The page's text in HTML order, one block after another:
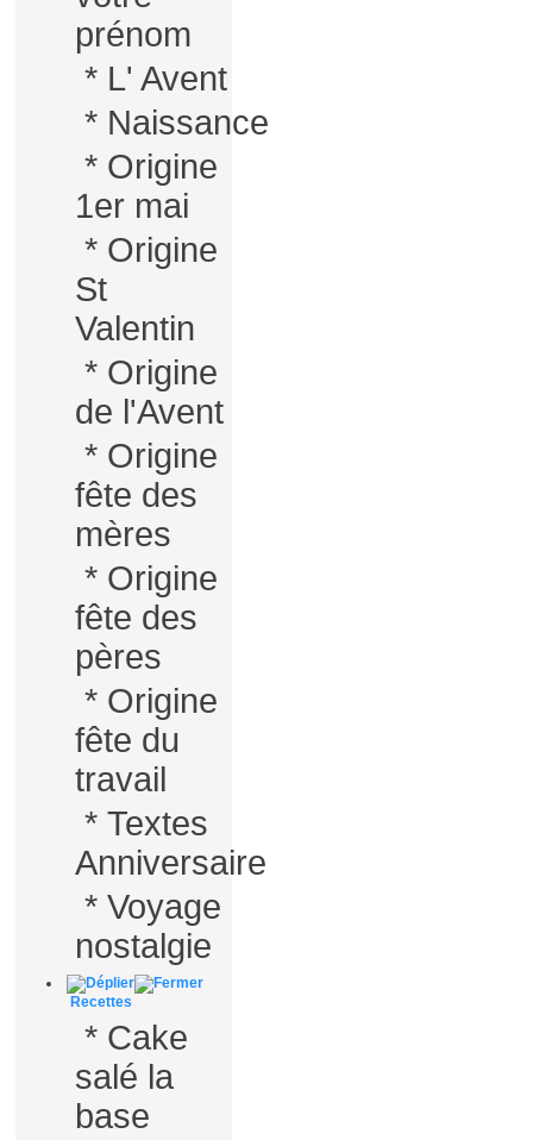
prénom
* L' Avent
* Naissance
* Origine
1er mai
* Origine
St
Valentin
* Origine
de l'Avent
* Origine
fête des
mères
* Origine
fête des
pères
* Origine
fête du
travail
* Textes
Anniversaire
* Voyage
nostalgie
Recettes
* Cake
salé la
base